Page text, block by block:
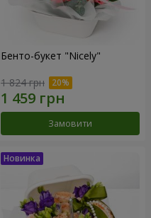
Бенто-букет "Nicely"
1 824 грн
Замовити